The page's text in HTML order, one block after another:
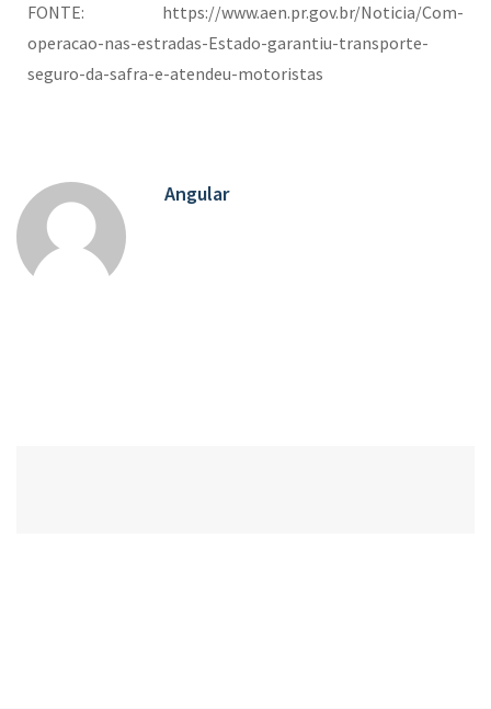
FONTE: https://www.aen.pr.gov.br/Noticia/Com-
operacao-nas-estradas-Estado-garantiu-transporte-
seguro-da-safra-e-atendeu-motoristas
Angular